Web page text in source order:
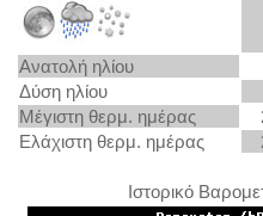
Ανατολή ηλίου
Δύση ηλίου
Μέγιστη θερμ. ημέρας
Ελάχιστη θερμ. ημέρας
Ιστορικό